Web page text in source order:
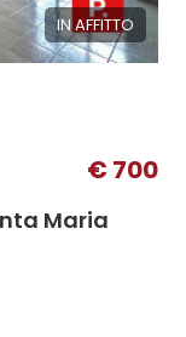
IN AFFITTO
€ 700
Maria